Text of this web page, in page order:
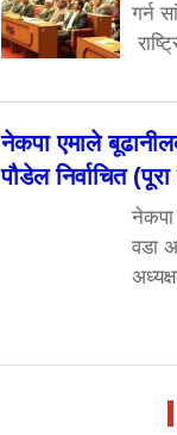
गर्न
नेकपा एमाले
पौडेल निर्वाचित
नेकपा
वडा